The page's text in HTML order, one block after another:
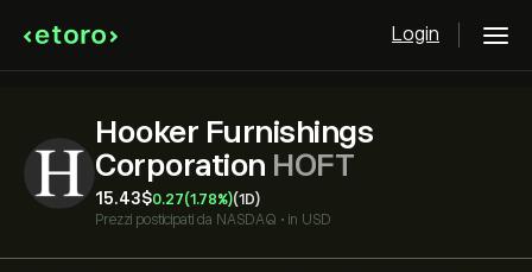
Login
Hooker Furnishings
Corporation HOFT
15.43‎$‎0.27(1.78%)(1D)
Prezzi posticipati da NASDAQ • in USD